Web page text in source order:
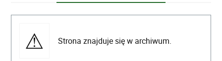
Strona znajduje się w archiwum.